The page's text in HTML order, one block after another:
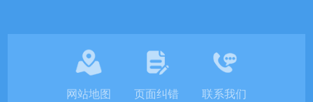
网站地图 页面纠错 联系我们